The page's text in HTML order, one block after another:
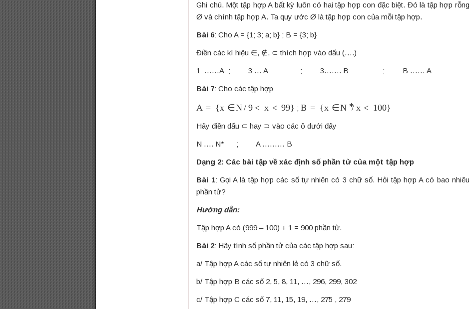
Ghi chú. Một tập hợp A bất kỳ luôn có hai tập hợp con đặc biệt. Đó là tập hợp rỗng
Ø và chính tập hợp A. Ta quy ước Ø là tập hợp con của mỗi tập hợp.
Bài 6: Cho A = {1; 3; a; b} ; B = {3; b}
Điền các kí hiệu ∈, ∉, ⊂ thích hợp vào dấu (….)
1 ……A ; 3 … A ; 3……. B ; B …… A
Bài 7: Cho các tập hợp
A ∈ N/9< x <99 ;B ∈ N∗/x <100
Hãy điền dấu ⊂ hay ⊃ vào các ô dưới đây
N …. N* ; A ……… B
Dạng 2: Các bài tập về xác định số phần tử của một tập hợp
Bài 1: Gọi A là tập hợp các số tự nhiên có 3 chữ số. Hỏi tập hợp A có bao nhiêu
phần tử?
Hướng dẫn:
Tập hợp A có (999 – 100) + 1 = 900 phần tử.
Bài 2: Hãy tính số phần tử của các tập hợp sau:
a/ Tập hợp A các số tự nhiên lẻ có 3 chữ số.
b/ Tập hợp B các số 2, 5, 8, 11, …, 296, 299, 302
c/ Tập hợp C các số 7, 11, 15, 19, …, 275 , 279